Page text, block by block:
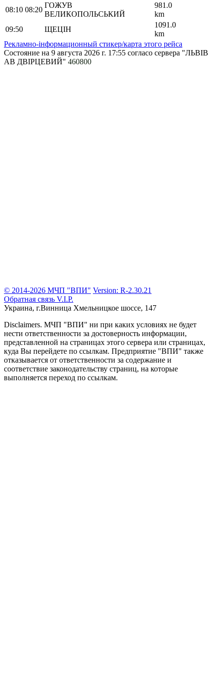
08:10 08:20
ГОЖУВ
ВЕЛИКОПОЛЬСЬКИЙ
981.0
km
09:50
ЩЕЦІН
1091.0
km
Рекламно-інформационный стикер/карта этого рейса
Состояние на 9 августа 2026 г. 17:55 согласо сервера "ЛЬВІВ
АВ ДВІРЦЕВИЙ" 460800
© 2014-2026 МЧП "ВПИ" Version: R-2.30.21
Обратная связь V.I.P.
Украина, г.Винница Хмельницкое шоссе, 147
Disclaimers. МЧП "ВПИ" ни при каких условиях не будет
нести ответственности за достоверность информации,
представленной на страницах этого сервера или страницах,
куда Вы перейдете по ссылкам. Предприятие "ВПИ" также
отказывается от ответственности за содержание и
соответствие законодательству страниц, на которые
выполняется переход по ссылкам.